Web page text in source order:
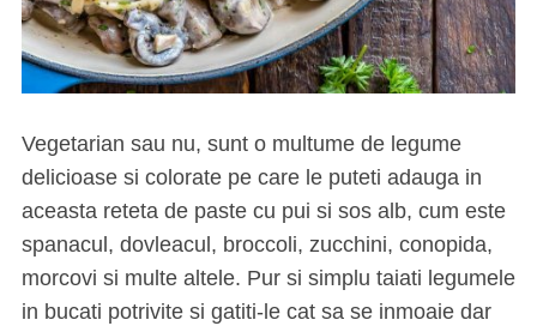
Vegetarian sau nu, sunt o multume de legume
delicioase si colorate pe care le puteti adauga in
aceasta reteta de paste cu pui si sos alb, cum este
spanacul, dovleacul, broccoli, zucchini, conopida,
morcovi si multe altele. Pur si simplu taiati legumele
in bucati potrivite si gatiti-le cat sa se inmoaie dar